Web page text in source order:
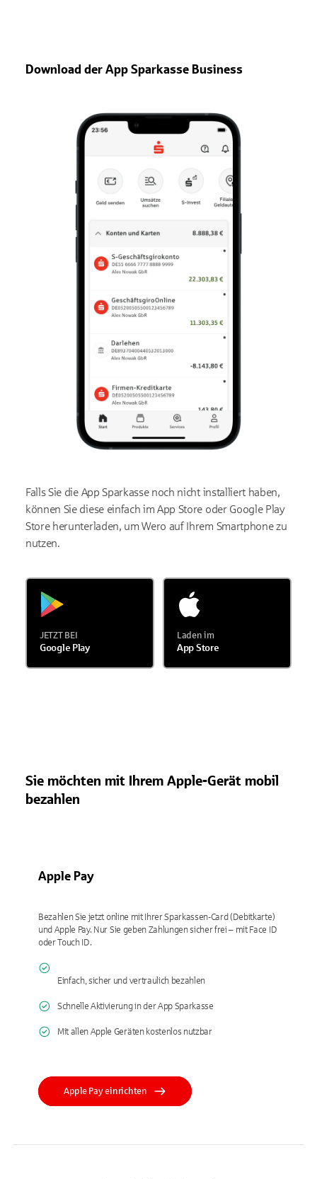
Download der App Sparkasse Business
Falls Sie die App Sparkasse noch nicht installiert haben,
können Sie diese einfach im App Store oder Google Play
Store herunterladen, um Wero auf Ihrem Smartphone zu
nutzen.
JETZT BEI
Google Play
Laden im
App Store
Sie möchten mit Ihrem Apple-Gerät mobil
bezahlen
Apple Pay
Bezahlen Sie jetzt online mit Ihrer Sparkassen-Card (Debitkarte)
und Apple Pay. Nur Sie geben Zahlungen sicher frei – mit Face ID
oder Touch ID.
Einfach, sicher und vertraulich bezahlen
Schnelle Aktivierung in der App Sparkasse
Mit allen Apple Geräten kostenlos nutzbar
Apple Pay einrichten